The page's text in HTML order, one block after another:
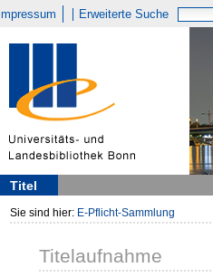
Impressum Erweiterte Suche
Titel
Sie sind hier: E-Pflicht-Sammlung
Titelaufnahme